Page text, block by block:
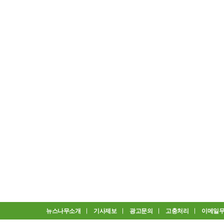
뉴스나무소개 기사제보 광고문의 고충처리 이메일